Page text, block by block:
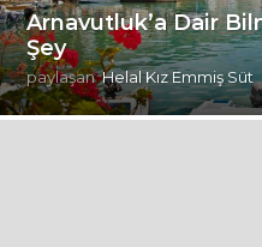
Arnavutluk’a Dair
Şey
paylaşan Helal Kız Emmiş Süt